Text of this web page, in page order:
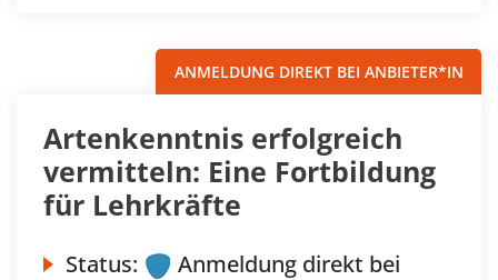
ANMELDUNG DIREKT BEI ANBIETER*IN
Artenkenntnis erfolgreich
vermitteln: Eine Fortbildung
für Lehrkräfte
Status:
Anmeldung direkt bei